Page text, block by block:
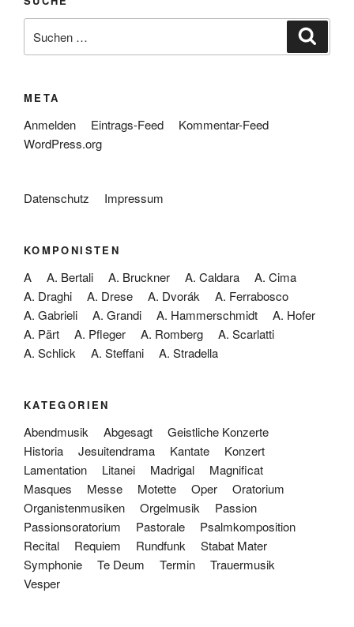
nach:
META
Anmelden Eintrags-Feed
Kommentar-Feed
WordPress.org
Datenschutz Impressum
KOMPONISTEN
A A. Bertali A. Bruckner A. Caldara
A. Cima
A. Draghi
A. Drese A. Dvorák
A. Ferrabosco
A. Gabrieli
A. Grandi A. Hammerschmidt
A. Hofer
A. Pärt
A. Pfleger A. Romberg
A. Scarlatti
A. Schlick
A. Steffani A. Stradella
KATEGORIEN
Abendmusik Abgesagt
Geistliche Konzerte
Historia
Jesuitendrama Kantate
Konzert
Lamentation
Litanei Madrigal
Magnificat
Masques
Messe Motette Oper
Oratorium
Organistenmusiken
Orgelmusik
Passion
Passionsoratorium
Pastorale
Psalmkomposition
Recital
Requiem Rundfunk
Stabat Mater
Symphonie
Te Deum Termin
Trauermusik
Vesper